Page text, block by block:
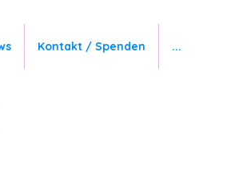
Kontakt / Spenden ...